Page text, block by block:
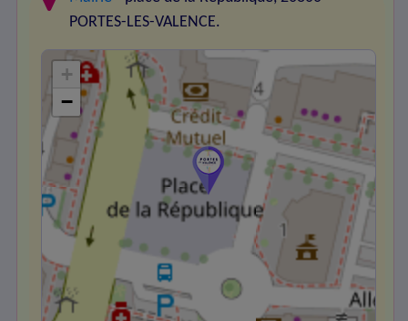
PORTES-LES-VALENCE.
+
−